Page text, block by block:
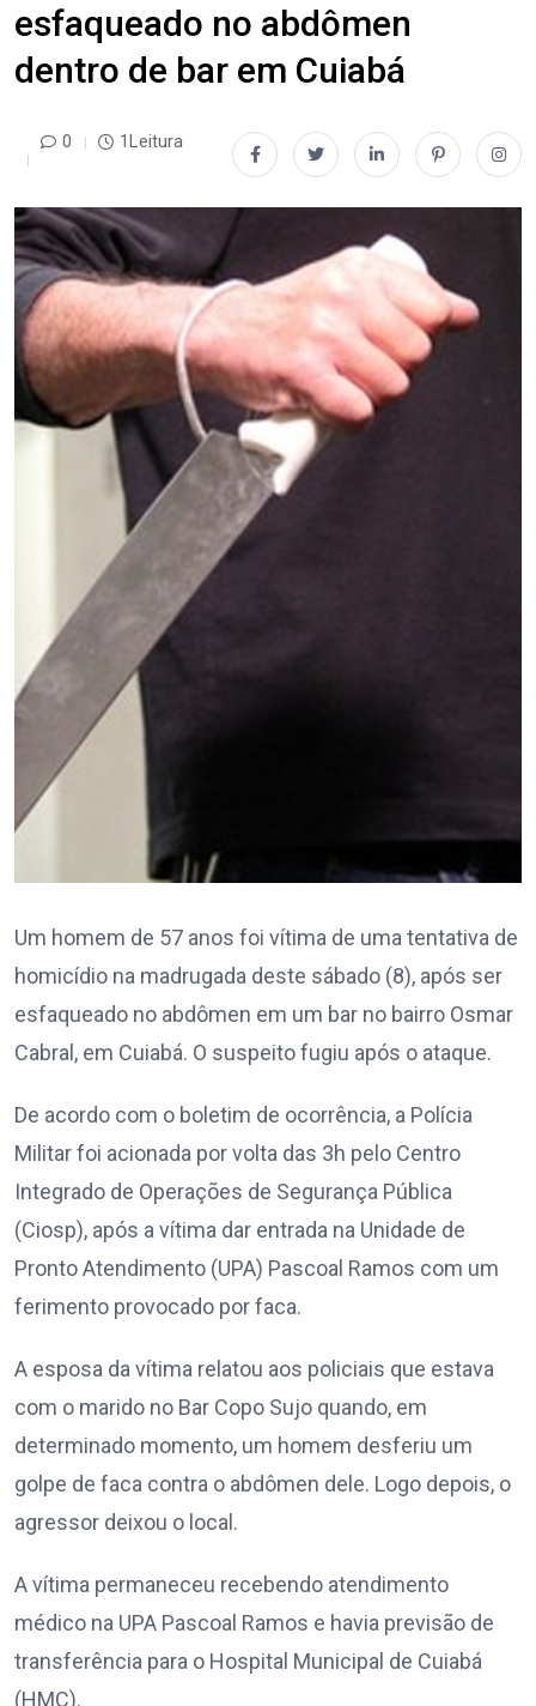
esfaqueado no abdômen
dentro de bar em Cuiabá
0 1Leitura
Um homem de 57 anos foi vítima de uma tentativa de
homicídio na madrugada deste sábado (8), após ser
esfaqueado no abdômen em um bar no bairro Osmar
Cabral, em Cuiabá. O suspeito fugiu após o ataque.
De acordo com o boletim de ocorrência, a Polícia
Militar foi acionada por volta das 3h pelo Centro
Integrado de Operações de Segurança Pública
(Ciosp), após a vítima dar entrada na Unidade de
Pronto Atendimento (UPA) Pascoal Ramos com um
ferimento provocado por faca.
A esposa da vítima relatou aos policiais que estava
com o marido no Bar Copo Sujo quando, em
determinado momento, um homem desferiu um
golpe de faca contra o abdômen dele. Logo depois, o
agressor deixou o local.
A vítima permaneceu recebendo atendimento
médico na UPA Pascoal Ramos e havia previsão de
transferência para o Hospital Municipal de Cuiabá
(HMC).